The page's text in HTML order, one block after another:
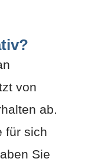
von
ab.
für sich
Sie